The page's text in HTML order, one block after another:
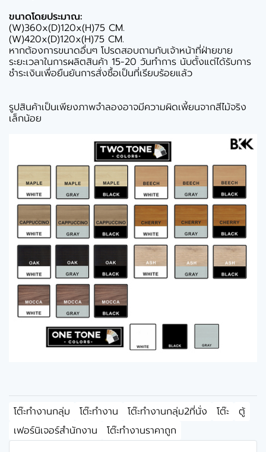
ขนาดโดยประมาณ:
(W)360x(D)120x(H)75 CM.
(W)420x(D)120x(H)75 CM.
หากต้องการขนาดอื่นๆ โปรดสอบถามกับเจ้าหน้าที่ฝ่ายขาย
ระยะเวลาในการผลิตสินค้า 15-20 วันทำการ นับตั้งแต่ได้รับการ
ชำระเงินเพื่อยืนยันการสั่งซื้อเป็นที่เรียบร้อยแล้ว
รูปสินค้าเป็นเพียงภาพจำลองอาจมีความผิดเพี้ยนจากสีไม้จริง
เล็กน้อย
โต๊ะทำงานกลุ่ม โต๊ะทำงาน โต๊ะทำงานกลุ่ม2ที่นั่ง โต๊ะ
ตู้
เฟอร์นิเจอร์สำนักงาน
โต๊ะทำงานราคาถูก